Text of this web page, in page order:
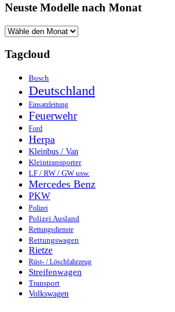
Neuste Modelle nach Monat
Tagcloud
Busch
Deutschland
Einsatzleitung
Feuerwehr
Ford
Herpa
Kleinbus / Van
Kleintransporter
LF / RW / GW usw.
Mercedes Benz
PKW
Polizei
Polizei Ausland
Rettungsdienste
Rettungswagen
Rietze
Rüst- / Löschfahrzeug
Streifenwagen
Transport
Volkswagen